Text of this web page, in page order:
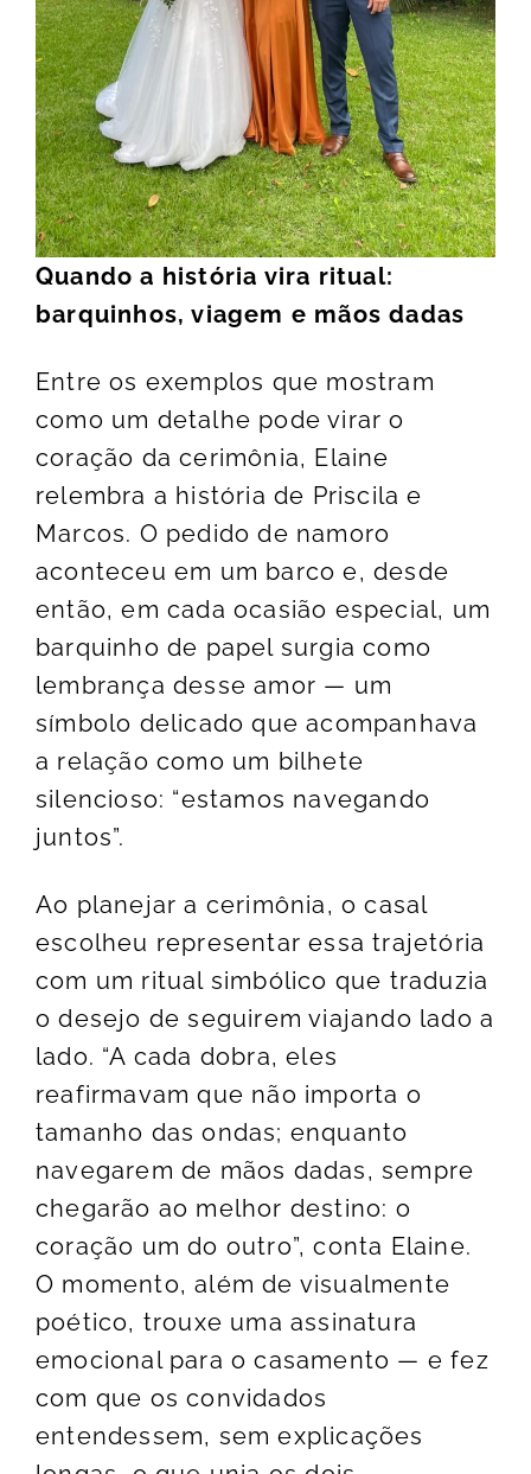
Quando a história vira ritual:
barquinhos, viagem e mãos dadas
Entre os exemplos que mostram
como um detalhe pode virar o
coração da cerimônia, Elaine
relembra a história de Priscila e
Marcos. O pedido de namoro
aconteceu em um barco e, desde
então, em cada ocasião especial, um
barquinho de papel surgia como
lembrança desse amor — um
símbolo delicado que acompanhava
a relação como um bilhete
silencioso: “estamos navegando
juntos”.
Ao planejar a cerimônia, o casal
escolheu representar essa trajetória
com um ritual simbólico que traduzia
o desejo de seguirem viajando lado a
lado. “A cada dobra, eles
reafirmavam que não importa o
tamanho das ondas; enquanto
navegarem de mãos dadas, sempre
chegarão ao melhor destino: o
coração um do outro”, conta Elaine.
O momento, além de visualmente
poético, trouxe uma assinatura
emocional para o casamento — e fez
com que os convidados
entendessem, sem explicações